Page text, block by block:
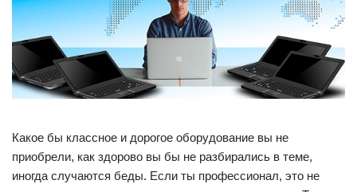
Какое бы классное и дорогое оборудование вы не
приобрели, как здорово вы бы не разбирались в теме,
иногда случаются беды. Если ты профессионал, это не